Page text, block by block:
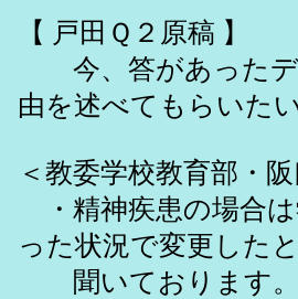
【 戸田Ｑ２原稿 】
今、答があったデ
由を述べてもらいたい
＜教委学校教育部・
・精神疾患の場合
った状況で変更した
聞いております。